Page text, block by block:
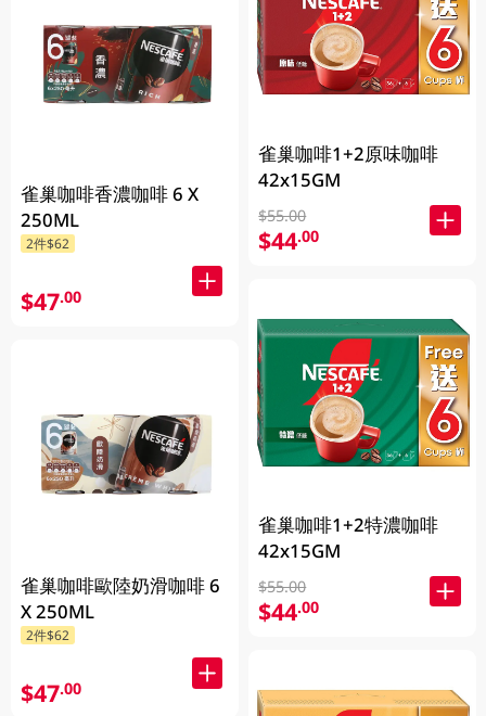
雀巢咖啡香濃咖啡 6 X
250ML
2件$62
$47.00
雀巢咖啡歐陸奶滑咖啡 6
X 250ML
2件$62
$47.00
雀巢咖啡1+2原味咖啡
42x15GM
$55.00
$44.00
雀巢咖啡1+2特濃咖啡
42x15GM
$55.00
$44.00